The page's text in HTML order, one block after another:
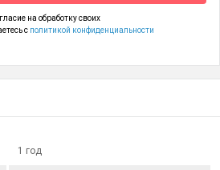
на обработку своих
с политикой конфиденциальности
1 год